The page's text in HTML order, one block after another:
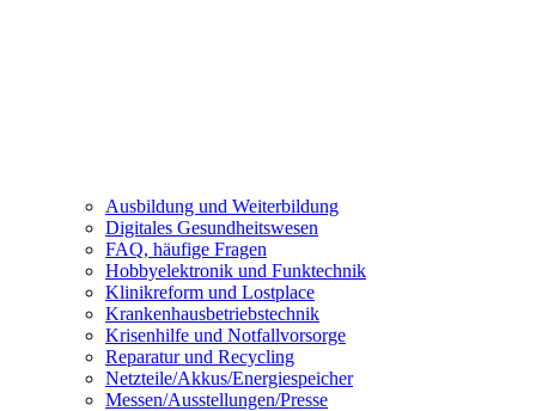
Ausbildung und Weiterbildung
Digitales Gesundheitswesen
FAQ, häufige Fragen
Hobbyelektronik und Funktechnik
Klinikreform und Lostplace
Krankenhausbetriebstechnik
Krisenhilfe und Notfallvorsorge
Reparatur und Recycling
Netzteile/Akkus/Energiespeicher
Messen/Ausstellungen/Presse